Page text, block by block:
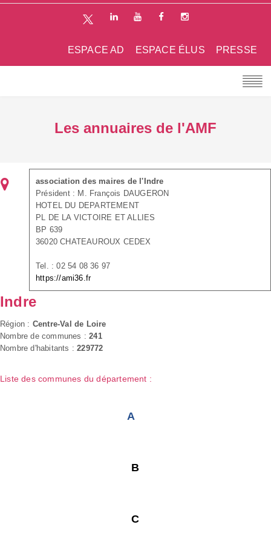
PRESSE
ESPACE ÉLUS
ESPACE AD
Les annuaires de l'AMF
association des maires de l'Indre
Président : M. François DAUGERON
HOTEL DU DEPARTEMENT
PL DE LA VICTOIRE ET ALLIES
BP 639
36020 CHATEAUROUX CEDEX
Tel. : 02 54 08 36 97
https://ami36.fr
Indre
Région : Centre-Val de Loire
Nombre de communes :241
Nombre d'habitants :229772
Liste des communes du département :
A
B
C